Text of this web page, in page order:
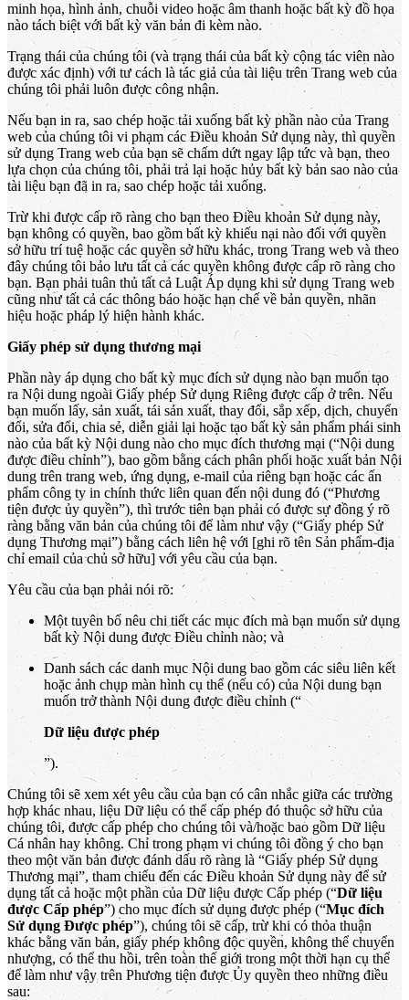
minh họa, hình ảnh, chuỗi video hoặc âm thanh hoặc bất kỳ đồ họa
nào tách biệt với bất kỳ văn bản đi kèm nào.
Trạng thái của chúng tôi (và trạng thái của bất kỳ cộng tác viên nào
được xác định) với tư cách là tác giả của tài liệu trên Trang web của
chúng tôi phải luôn được công nhận.
Nếu bạn in ra, sao chép hoặc tải xuống bất kỳ phần nào của Trang
web của chúng tôi vi phạm các Điều khoản Sử dụng này, thì quyền
sử dụng Trang web của bạn sẽ chấm dứt ngay lập tức và bạn, theo
lựa chọn của chúng tôi, phải trả lại hoặc hủy bất kỳ bản sao nào của
tài liệu bạn đã in ra, sao chép hoặc tải xuống.
Trừ khi được cấp rõ ràng cho bạn theo Điều khoản Sử dụng này,
bạn không có quyền, bao gồm bất kỳ khiếu nại nào đối với quyền
sở hữu trí tuệ hoặc các quyền sở hữu khác, trong Trang web và theo
đây chúng tôi bảo lưu tất cả các quyền không được cấp rõ ràng cho
bạn. Bạn phải tuân thủ tất cả Luật Áp dụng khi sử dụng Trang web
cũng như tất cả các thông báo hoặc hạn chế về bản quyền, nhãn
hiệu hoặc pháp lý hiện hành khác.
Giấy phép sử dụng thương mại
Phần này áp dụng cho bất kỳ mục đích sử dụng nào bạn muốn tạo
ra Nội dung ngoài Giấy phép Sử dụng Riêng được cấp ở trên. Nếu
bạn muốn lấy, sản xuất, tái sản xuất, thay đổi, sắp xếp, dịch, chuyển
đổi, sửa đổi, chia sẻ, diễn giải lại hoặc tạo bất kỳ sản phẩm phái sinh
nào của bất kỳ Nội dung nào cho mục đích thương mại (“Nội dung
được điều chỉnh”), bao gồm bằng cách phân phối hoặc xuất bản Nội
dung trên trang web, ứng dụng, e-mail của riêng bạn hoặc các ấn
phẩm công ty in chính thức liên quan đến nội dung đó (“Phương
tiện được ủy quyền”), thì trước tiên bạn phải có được sự đồng ý rõ
ràng bằng văn bản của chúng tôi để làm như vậy (“Giấy phép Sử
dụng Thương mại”) bằng cách liên hệ với [ghi rõ tên Sản phẩm-địa
chỉ email của chủ sở hữu] với yêu cầu của bạn.
Yêu cầu của bạn phải nói rõ:
Một tuyên bố nêu chi tiết các mục đích mà bạn muốn sử dụng
bất kỳ Nội dung được Điều chỉnh nào; và
Danh sách các danh mục Nội dung bao gồm các siêu liên kết
hoặc ảnh chụp màn hình cụ thể (nếu có) của Nội dung bạn
muốn trở thành Nội dung được điều chỉnh (“
Dữ liệu được phép
”).
Chúng tôi sẽ xem xét yêu cầu của bạn có cân nhắc giữa các trường
hợp khác nhau, liệu Dữ liệu có thể cấp phép đó thuộc sở hữu của
chúng tôi, được cấp phép cho chúng tôi và/hoặc bao gồm Dữ liệu
Cá nhân hay không. Chỉ trong phạm vi chúng tôi đồng ý cho bạn
theo một văn bản được đánh dấu rõ ràng là “Giấy phép Sử dụng
Thương mại”, tham chiếu đến các Điều khoản Sử dụng này để sử
dụng tất cả hoặc một phần của Dữ liệu được Cấp phép (“Dữ liệu
được Cấp phép”) cho mục đích sử dụng được phép (“Mục đích
Sử dụng Được phép”), chúng tôi sẽ cấp, trừ khi có thỏa thuận
khác bằng văn bản, giấy phép không độc quyền, không thể chuyển
nhượng, có thể thu hồi, trên toàn thế giới trong một thời hạn cụ thể
để làm như vậy trên Phương tiện được Ủy quyền theo những điều
sau: